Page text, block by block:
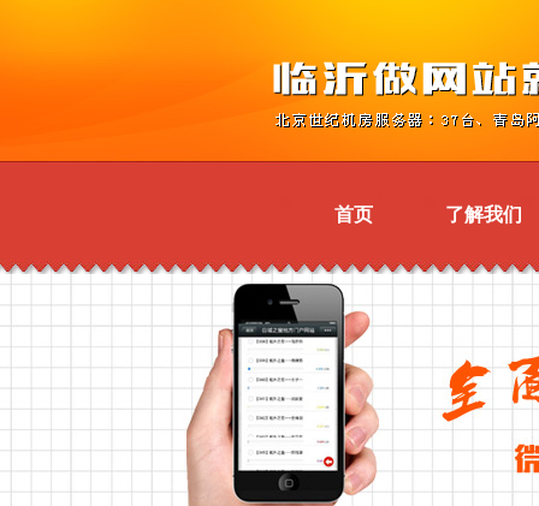
首页 了解我们